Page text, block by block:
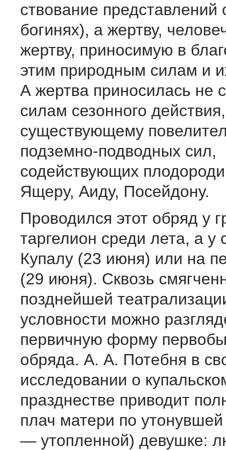
ствование представлений
богинях), а жертву,
жертву, приносимую в
этим природным силам и
А жертва приносилась не
силам сезонного
существующему
подземно-подводных сил,
содействующих
Ящеру, Аиду, Посейдону.
Проводился этот обряд у
таргелион среди лета, а у
Купалу (23 июня) или на
(29 июня). Сквозь
позднейшей
условности можно
первичную форму
обряда. А. А. Потебня в
исследовании о
празднестве приводит
плач матери по
— утопленной) девуш­ке: